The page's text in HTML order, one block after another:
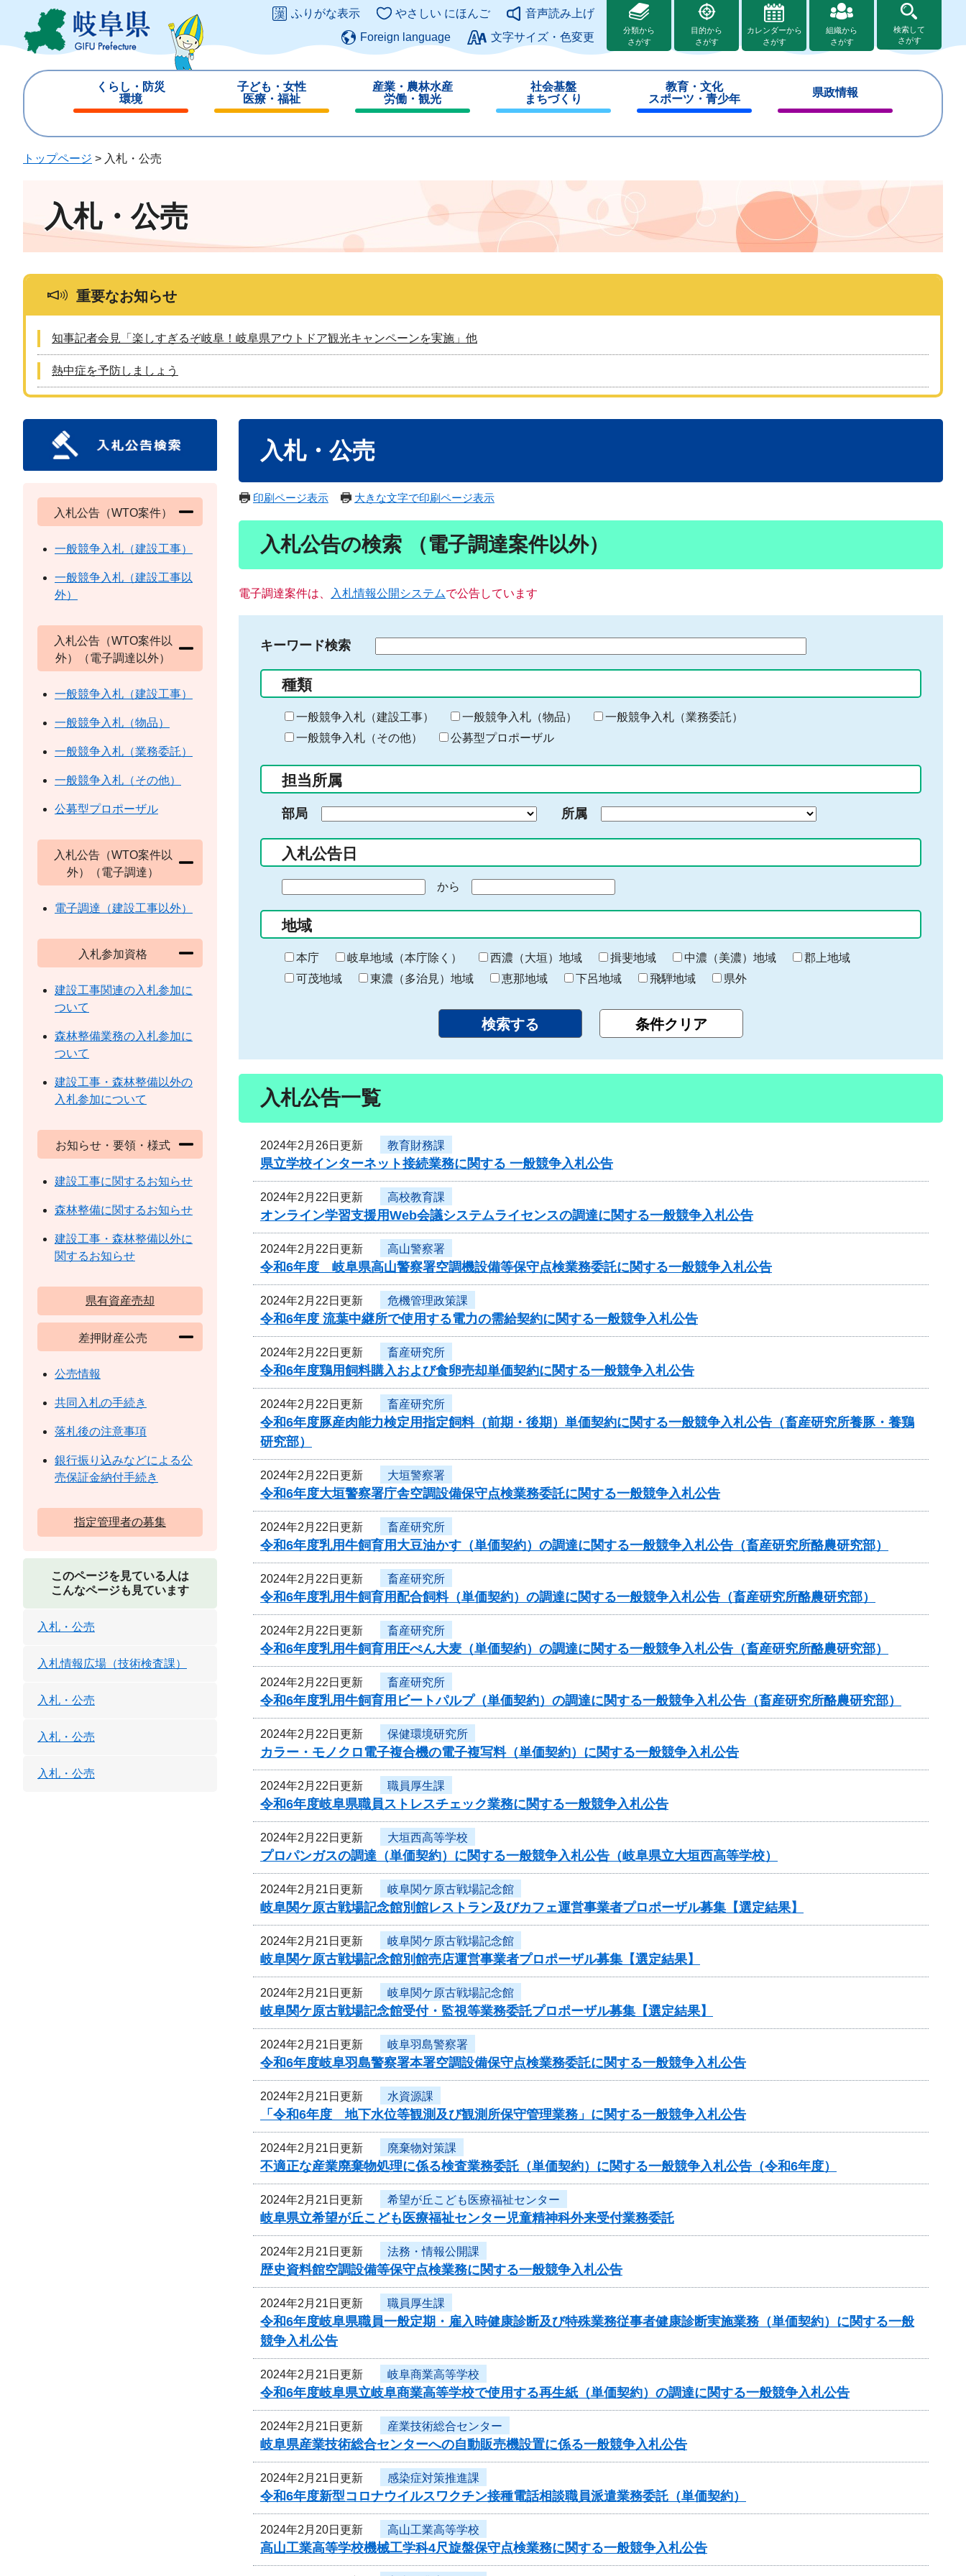
ジ
ュ
このページの本文へ
ふりがな表示 やさしい にほんご
音声読み上げ
Foreign language
文字サイズ・色変更
分類から
さがす
目的から
さがす
カレンダーから
さがす
組織から
さがす
検索して
さがす
くらし・防災
環境
じ
子ども・女性
医療・福祉
じ
産業・農林水産
労働・観光
じ
社会基盤
まちづくり
じ
教育・文化
スポーツ・青少年
じ
県政情報
じ
トップページ > 入札・公売
入札・公売
重要なお知らせ
知事記者会見「楽しすぎるぞ岐阜！岐阜県アウトドア観光キャンペーンを実施」他
熱中症を予防しましょう
入札・公売
印刷ページ表示 大きな文字で印刷ページ表示
入札公告の検索 （電子調達案件以外）
電子調達案件は、 入札情報公開システムで公告しています
キーワード検索
る
キ
ー
ー
入
力
種類
一般競争入札（建設工事） 一般競争入札（物品）
一般競争入札（業務委託）
一般競争入札（その他）
公募型プロポーザル
担当所属
部局 所属
入札公告日
の
始
ま
り
から
終
わ
り
地域
本庁 岐阜地域（本庁除く） 西濃（大垣）地域 揖斐地域 中濃（美濃）地域
郡上地域
可茂地域
東濃（多治見）地域 恵那地域 下呂地域 飛騨地域 県外
入札公告一覧
2024年2月26日更新 教育財務課
県立学校インターネット接続業務に関する 一般競争入札公告
2024年2月22日更新 高校教育課
オンライン学習支援用Web会議システムライセンスの調達に関する一般競争入札公告
2024年2月22日更新 高山警察署
令和6年度 岐阜県高山警察署空調機設備等保守点検業務委託に関する一般競争入札公告
2024年2月22日更新 危機管理政策課
令和6年度 流葉中継所で使用する電力の需給契約に関する一般競争入札公告
2024年2月22日更新 畜産研究所
令和6年度鶏用飼料購入および食卵売却単価契約に関する一般競争入札公告
2024年2月22日更新 畜産研究所
令和6年度豚産肉能力検定用指定飼料（前期・後期）単価契約に関する一般競争入札公告（畜産研究所養豚・養鶏
研究部）
2024年2月22日更新 大垣警察署
令和6年度大垣警察署庁舎空調設備保守点検業務委託に関する一般競争入札公告
2024年2月22日更新 畜産研究所
令和6年度乳用牛飼育用大豆油かす（単価契約）の調達に関する一般競争入札公告（畜産研究所酪農研究部）
2024年2月22日更新 畜産研究所
令和6年度乳用牛飼育用配合飼料（単価契約）の調達に関する一般競争入札公告（畜産研究所酪農研究部）
2024年2月22日更新 畜産研究所
令和6年度乳用牛飼育用圧ぺん大麦（単価契約）の調達に関する一般競争入札公告（畜産研究所酪農研究部）
2024年2月22日更新 畜産研究所
令和6年度乳用牛飼育用ビートパルプ（単価契約）の調達に関する一般競争入札公告（畜産研究所酪農研究部）
2024年2月22日更新 保健環境研究所
カラー・モノクロ電子複合機の電子複写料（単価契約）に関する一般競争入札公告
2024年2月22日更新 職員厚生課
令和6年度岐阜県職員ストレスチェック業務に関する一般競争入札公告
2024年2月22日更新 大垣西高等学校
プロパンガスの調達（単価契約）に関する一般競争入札公告（岐阜県立大垣西高等学校）
2024年2月21日更新 岐阜関ケ原古戦場記念館
岐阜関ケ原古戦場記念館別館レストラン及びカフェ運営事業者プロポーザル募集【選定結果】
2024年2月21日更新 岐阜関ケ原古戦場記念館
岐阜関ケ原古戦場記念館別館売店運営事業者プロポーザル募集【選定結果】
2024年2月21日更新 岐阜関ケ原古戦場記念館
岐阜関ケ原古戦場記念館受付・監視等業務委託プロポーザル募集【選定結果】
2024年2月21日更新 岐阜羽島警察署
令和6年度岐阜羽島警察署本署空調設備保守点検業務委託に関する一般競争入札公告
2024年2月21日更新 水資源課
「令和6年度 地下水位等観測及び観測所保守管理業務」に関する一般競争入札公告
2024年2月21日更新 廃棄物対策課
不適正な産業廃棄物処理に係る検査業務委託（単価契約）に関する一般競争入札公告（令和6年度）
2024年2月21日更新 希望が丘こども医療福祉センター
岐阜県立希望が丘こども医療福祉センター児童精神科外来受付業務委託
2024年2月21日更新 法務・情報公開課
歴史資料館空調設備等保守点検業務に関する一般競争入札公告
2024年2月21日更新 職員厚生課
令和6年度岐阜県職員一般定期・雇入時健康診断及び特殊業務従事者健康診断実施業務（単価契約）に関する一般
競争入札公告
2024年2月21日更新 岐阜商業高等学校
令和6年度岐阜県立岐阜商業高等学校で使用する再生紙（単価契約）の調達に関する一般競争入札公告
2024年2月21日更新 産業技術総合センター
岐阜県産業技術総合センターへの自動販売機設置に係る一般競争入札公告
2024年2月21日更新 感染症対策推進課
令和6年度新型コロナウイルスワクチン接種電話相談職員派遣業務委託（単価契約）
2024年2月20日更新 高山工業高等学校
高山工業高等学校機械工学科4尺旋盤保守点検業務に関する一般競争入札公告
入札公告（WTO案件）
一般競争入札（建設工事）
一般競争入札（建設工事以
外）
入札公告（WTO案件以
外）（電子調達以外）
一般競争入札（建設工事）
一般競争入札（物品）
一般競争入札（業務委託）
一般競争入札（その他）
公募型プロポーザル
入札公告（WTO案件以
外）（電子調達）
電子調達（建設工事以外）
入札参加資格
建設工事関連の入札参加に
ついて
森林整備業務の入札参加に
ついて
建設工事・森林整備以外の
入札参加について
お知らせ・要領・様式
建設工事に関するお知らせ
森林整備に関するお知らせ
建設工事・森林整備以外に
関するお知らせ
県有資産売却
差押財産公売
公売情報
共同入札の手続き
落札後の注意事項
銀行振り込みなどによる公
売保証金納付手続き
指定管理者の募集
このページを見ている人は
こんなページも見ています
入札・公売
入札情報広場（技術検査課）
入札・公売
入札・公売
入札・公売